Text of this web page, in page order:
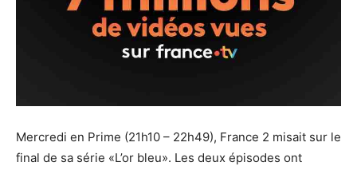
Mercredi en Prime (21h10 – 22h49), France 2 misait sur le
final de sa série «L’or bleu». Les deux épisodes ont